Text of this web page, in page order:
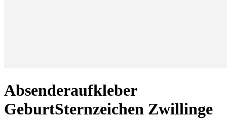
Absenderaufkleber
GeburtSternzeichen Zwillinge